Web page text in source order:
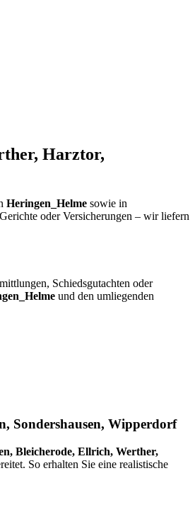
Harztor,
Heringen_Helme sowie in
oder Versicherungen – wir liefern
Schiedsgutachten oder
und den umliegenden
Sondershausen, Wipperdorf
Bleicherode, Ellrich, Werther,
So erhalten Sie eine realistische